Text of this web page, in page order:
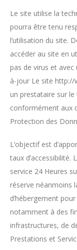
Le site utilise la
pourra être tenu
l’utilisation du site.
accéder au site en
pas de virus et
à-jour Le site http://
un prestataire sur le
conformément aux
Protection des
L’objectif est
taux d’accessibilité.
service 24 Heures
réserve néanmoins
d’hébergement
notamment à des
infrastructures, de
Prestations et